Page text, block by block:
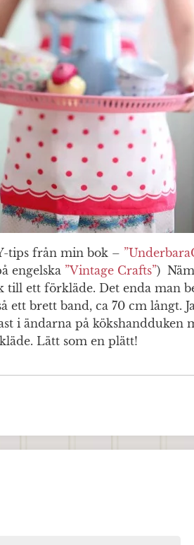
tips från min bok –
engelska ”Vintage Crafts”)
till ett förkläde. Det enda man
ett brett band, ca 70 cm långt.
i ändarna på kökshandduken
Lätt som en plätt!